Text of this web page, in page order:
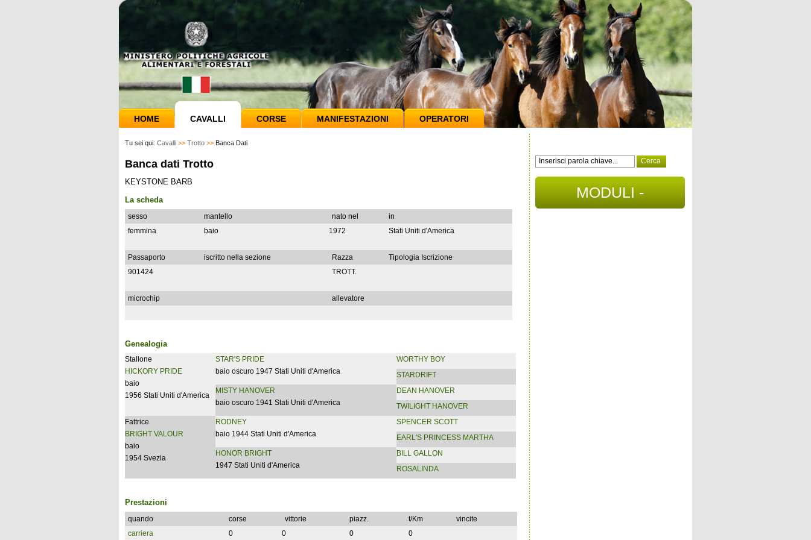
HOME CAVALLI CORSE MANIFESTAZIONI OPERATORI
Tu sei qui: Cavalli >> Trotto >> Banca Dati
Banca dati Trotto
KEYSTONE BARB
La scheda
sesso mantello nato nel
in
femmina
baio 1972 Stati Uniti d'America
Passaporto iscritto nella sezione Razza
Tipologia Iscrizione
901424
TROTT.
microchip allevatore
Genealogia
Stallone
HICKORY PRIDE
baio
1956 Stati Uniti d'America
STAR'S PRIDE
baio oscuro 1947 Stati Uniti d'America
MISTY HANOVER
baio oscuro 1941 Stati Uniti d'America
WORTHY BOY
STARDRIFT
DEAN HANOVER
TWILIGHT HANOVER
Fattrice
BRIGHT VALOUR
baio
1954 Svezia
RODNEY
baio 1944 Stati Uniti d'America
HONOR BRIGHT
1947 Stati Uniti d'America
SPENCER SCOTT
EARL'S PRINCESS MARTHA
BILL GALLON
ROSALINDA
Prestazioni
quando corse vittorie piazz. t/Km
vincite
carriera
0 0 0 0
MODULI -